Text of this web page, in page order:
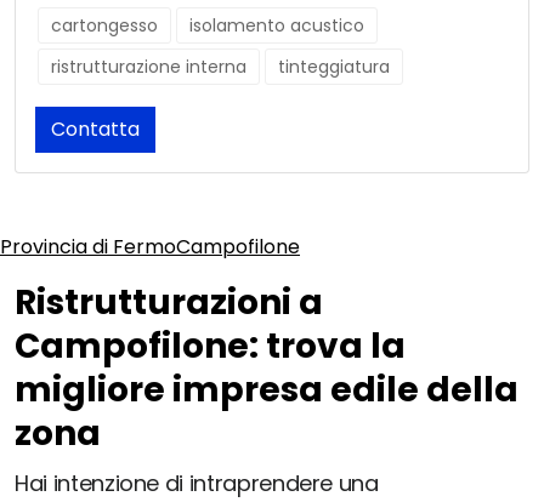
cartongesso
isolamento acustico
ristrutturazione interna
tinteggiatura
Contatta
Provincia di FermoCampofilone
Ristrutturazioni a
Campofilone: trova la
migliore impresa edile della
zona
Hai intenzione di intraprendere una